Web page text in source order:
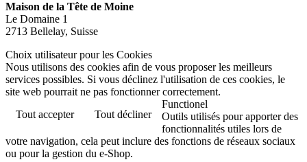
Maison de la Tête de Moine
Le Domaine 1
2713 Bellelay, Suisse
Choix utilisateur pour les Cookies
Nous utilisons des cookies afin de vous proposer les meilleurs
services possibles. Si vous déclinez l'utilisation de ces cookies, le
site web pourrait ne pas fonctionner correctement.
Tout accepter
Tout décliner
Functionel
Outils utilisés pour apporter des
fonctionnalités utiles lors de
votre navigation, cela peut inclure des fonctions de réseaux sociaux
ou pour la gestion du e-Shop.